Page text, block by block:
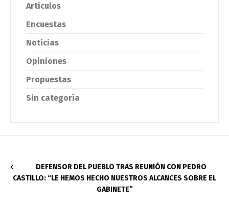
Articulos
Encuestas
Noticias
Opiniones
Propuestas
Sin categoría
DEFENSOR DEL PUEBLO TRAS REUNIÓN CON PEDRO
CASTILLO: “LE HEMOS HECHO NUESTROS ALCANCES SOBRE EL
GABINETE”